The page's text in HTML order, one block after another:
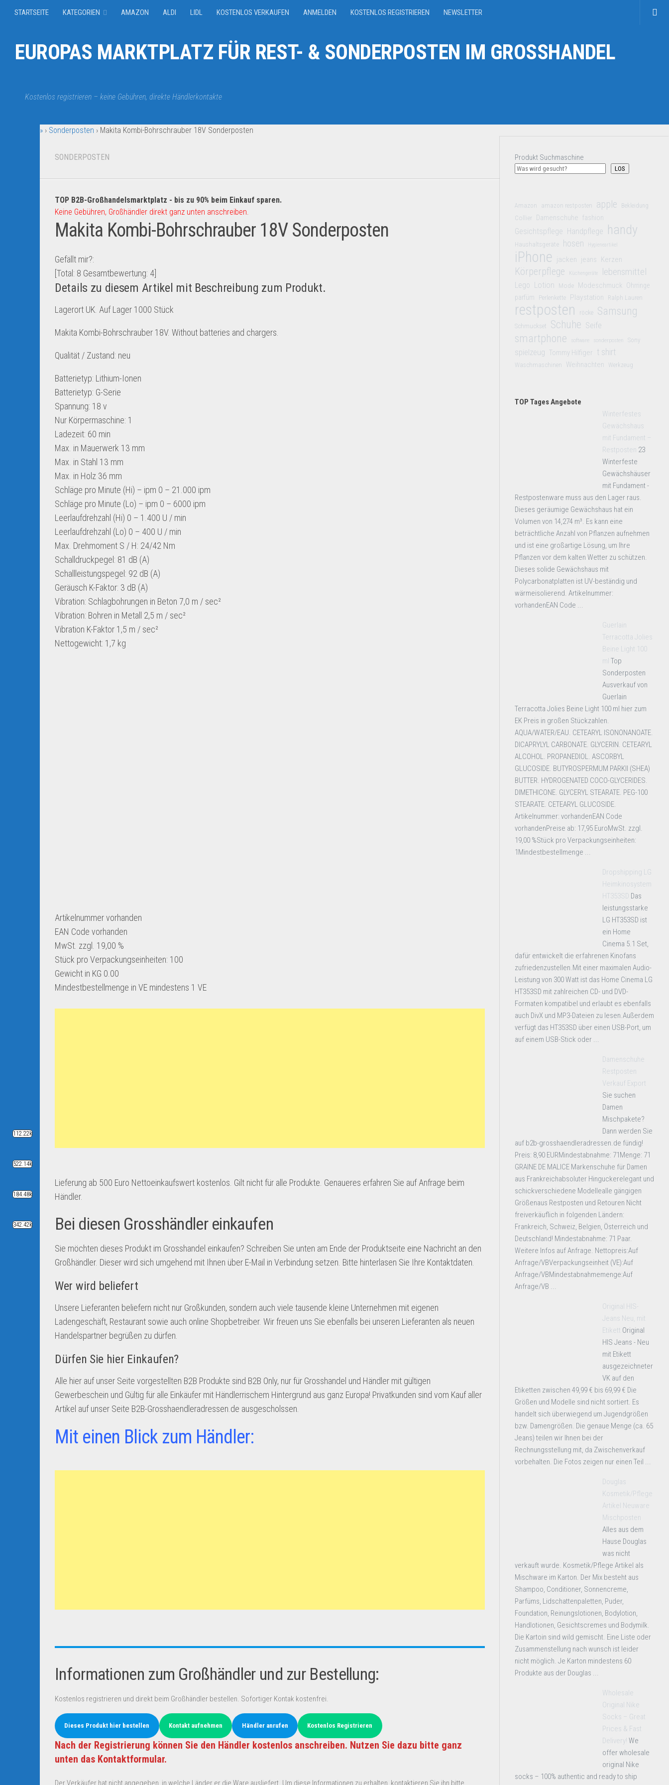
STARTSEITE KATEGORIEN AMAZON ALDI LIDL KOSTENLOS VERKAUFEN ANMELDEN KOSTENLOS REGISTRIEREN NEWSLETTER
EUROPAS MARKTPLATZ FÜR REST- & SONDERPOSTEN IM GROSSHANDEL
Kostenlos registrieren – keine Gebühren, direkte Händlerkontakte
» › Sonderposten › Makita Kombi-Bohrschrauber 18V Sonderposten
SONDERPOSTEN
TOP B2B-Großhandelsmarktplatz - bis zu 90% beim Einkauf sparen.
Keine Gebühren, Großhändler direkt ganz unten anschreiben.
Makita Kombi-Bohrschrauber 18V Sonderposten
Gefällt mir?:
[Total: 8 Gesamtbewertung: 4
Details zu diesem Artikel mit Beschreibung zum Produkt.
Lagerort UK. Auf Lager 1000 Stück
Makita Kombi-Bohrschrauber 18V. Without batteries and chargers.
Qualität / Zustand: neu
Batterietyp: Lithium-Ionen
Batterietyp: G-Serie
Spannung: 18 v
Nur Körpermaschine: 1
Ladezeit: 60 min
Max. in Mauerwerk 13 mm
Max. in Stahl 13 mm
Max. in Holz 36 mm
Schläge pro Minute (Hi) – ipm 0 – 21.000 ipm
Schläge pro Minute (Lo) – ipm 0 – 6000 ipm
Leerlaufdrehzahl (Hi) 0 – 1.400 U / min
Leerlaufdrehzahl (Lo) 0 – 400 U / min
Max. Drehmoment S / H: 24/42 Nm
Schalldruckpegel: 81 dB (A)
Schallleistungspegel: 92 dB (A)
Geräusch K-Faktor: 3 dB (A)
Vibration: Schlagbohrungen in Beton 7,0 m / sec²
Vibration: Bohren in Metall 2,5 m / sec²
Vibration K-Faktor 1,5 m / sec²
Nettogewicht: 1,7 kg
Artikelnummervorhanden
EAN Code vorhanden
MwSt. zzgl. 19,00 %
Stück pro Verpackungseinheiten: 100
Gewicht in KG 0.00
Mindestbestellmenge in VE mindestens 1 VE
Lieferung ab 500 Euro Nettoeinkaufswert kostenlos. Gilt nicht für alle Produkte. Genaueres erfahren Sie auf Anfrage beim
Händler.
Bei diesen Grosshändler einkaufen
Sie möchten dieses Produkt im Grosshandel einkaufen? Schreiben Sie unten am Ende der Produktseite eine Nachricht an den
Großhändler. Dieser wird sich umgehend mit Ihnen über E-Mail in Verbindung setzen. Bitte hinterlasen Sie Ihre Kontaktdaten.
Wer wird beliefert
Unsere Lieferanten beliefern nicht nur Großkunden, sondern auch viele tausende kleine Unternehmen mit eigenen
Ladengeschäft, Restaurant sowie auch online Shopbetreiber. Wir freuen uns Sie ebenfalls bei unseren Lieferanten als neuen
Handelspartner begrüßen zu dürfen.
Dürfen Sie hier Einkaufen?
Alle hier auf unser Seite vorgestellten B2B Produkte sind B2B Only, nur für Grosshandel und Händler mit gültigen
Gewerbeschein und Gültig für alle Einkäufer mit Händlerrischem Hintergrund aus ganz Europa! Privatkunden sind vom Kauf aller
Artikel auf unser Seite B2B-Grosshaendleradressen.de ausgescholssen.
Mit einen Blick zum Händler:
Informationen zum Großhändler und zur Bestellung:
Kostenlos registrieren und direkt beim Großhändler bestellen. Sofortiger Kontak kostenfrei.
Dieses Produkt hier bestellen Kontakt aufnehmen Händler anrufen Kostenlos Registrieren
Nach der Registrierung können Sie den Händler kostenlos anschreiben. Nutzen Sie dazu bitte ganz
unten das Kontaktformular.
Der Verkäufer hat nicht angegeben, in welche Länder er die Ware ausliefert. Um diese Informationen zu erhalten, kontaktieren Sie ihn bitte.
Produkt Suchmaschine
LOS
Amazon amazon restposten apple Bekleidung
Collier Damenschuhe fashion
Gesichtspflege Handpflege handy
Haushaltsgeräte hosen Hygieneartikel
iPhone jacken jeans Kerzen
Körperpflege Küchengeräte lebensmittel
Lego Lotion Mode Modeschmuck Ohrringe
parfüm
Perlenkette Playstation Ralph Lauren
restposten röcke Samsung
Schmuckset Schuhe Seife
smartphone software sonderposten Sony
spielzeug Tommy Hilfiger t shirt
Waschmaschinen Weihnachten Werkzeug
TOP Tages Angebote
Winterfestes
Gewächshaus
mit Fundament –
Restposten 23
Winterfeste
Gewächshäuser
mit Fundament -
Restpostenware muss aus den Lager raus.
Dieses geräumige Gewächshaus hat ein
Volumen von 14,274 m³. Es kann eine
beträchtliche Anzahl von Pflanzen aufnehmen
und ist eine großartige Lösung, um Ihre
Pflanzen vor dem kalten Wetter zu schützen.
Dieses solide Gewächshaus mit
Polycarbonatplatten ist UV-beständig und
wärmeisolierend. Artikelnummer:
vorhandenEAN Code ...
Guerlain
Terracotta Jolies
Beine Light 100
ml Top
Sonderposten
Ausverkauf von
Guerlain
Terracotta Jolies Beine Light 100 ml hier zum
EK Preis in großen Stückzahlen.
AQUA/WATER/EAU. CETEARYL ISONONANOATE.
DICAPRYLYL CARBONATE. GLYCERIN. CETEARYL
ALCOHOL. PROPANEDIOL. ASCORBYL
GLUCOSIDE. BUTYROSPERMUM PARKII (SHEA)
BUTTER. HYDROGENATED COCO-GLYCERIDES.
DIMETHICONE. GLYCERYL STEARATE. PEG-100
STEARATE. CETEARYL GLUCOSIDE.
Artikelnummer: vorhandenEAN Code
vorhandenPreise ab: 17,95 EuroMwSt. zzgl.
19,00 %Stück pro Verpackungseinheiten:
1Mindestbestellmenge ...
Dropshipping LG
Heimkinosystem
HT353SD Das
leistungsstarke
LG HT353SD ist
ein Home
Cinema 5.1 Set,
dafür entwickelt die erfahrenen Kinofans
zufriedenzustellen.Mit einer maximalen Audio-
Leistung von 300 Watt ist das Home Cinema LG
HT353SD mit zahlreichen CD- und DVD-
Formaten kompatibel und erlaubt es ebenfalls
auch DivX und MP3-Dateien zu lesen.Außerdem
verfügt das HT353SD über einen USB-Port, um
auf einem USB-Stick oder ...
Damenschuhe
Restposten
Verkauf Export
Sie suchen
Damen
Mischpakete?
Dann werden Sie
auf b2b-grosshaendleradressen.de fündig!
Preis: 8,90 EURMindestabnahme: 71Menge: 71
GRAINE DE MALICE Markenschuhe für Damen
aus Frankreichabsoluter Hinguckerelegant und
schickverschiedene Modellealle gängigen
Größenaus Restposten und Retouren Nicht
freiverkäuflich in folgenden Ländern:
Frankreich, Schweiz, Belgien, Österreich und
Deutschland! Mindestabnahme: 71 Paar.
Weitere Infos auf Anfrage. Nettopreis:Auf
Anfrage/VBVerpackungseinheit (VE):Auf
Anfrage/VBMindestabnahmemenge:Auf
Anfrage/VB ...
Original HIS-
Jeans Neu, mit
Etikett Original
HIS Jeans - Neu
mit Etikett
ausgezeichneter
VK auf den
Etiketten zwischen 49,99 € bis 69,99 € Die
Größen und Modelle sind nicht sortiert. Es
handelt sich überwiegend um Jugendgrößen
bzw. Damengrößen. Die genaue Menge (ca. 65
Jeans) teilen wir Ihnen bei der
Rechnungsstellung mit, da Zwischenverkauf
vorbehalten. Die Fotos zeigen nur einen Teil ...
Douglas
Kosmetik/Pflege
Artikel Neuware
Mischposten
Alles aus dem
Hause Douglas
was nicht
verkauft wurde. Kosmetik/Pflege Artikel als
Mischware im Karton. Der Mix besteht aus
Shampoo, Conditioner, Sonnencreme,
Parfüms, Lidschattenpaletten, Puder,
Foundation, Reinungslotionen, Bodylotion,
Handlotionen, Gesichtscremes und Bodymilk.
Die Kartoin sind wild gemischt. Eine Liste oder
Zusammenstellung nach wunsch ist leider
nicht möglich. Je Karton mindestens 60
Produkte aus der Douglas ...
Wholesale
Original Nike
Socks – Great
Prices & Fast
Delivery! We
offer wholesale
original Nike
socks – 100% authentic and ready to ship
112.22k
522.14k
184.48k
342.42k